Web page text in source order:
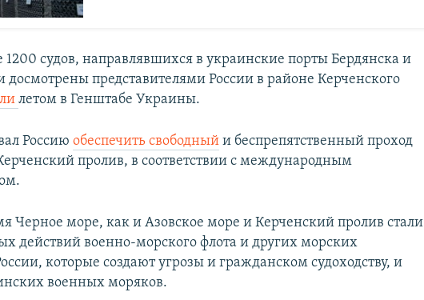
1200 судов, направлявшихся в украинские порты Бердянска и
представителями России в районе Керченского
летом в Генштабе Украины.
Россиюобеспечить свободный и беспрепятственный проход
пролив, в соответствии с международным
Черное море, как и Азовское море и Керченский пролив стали
действий военно-морского флота и других морских
которые создают угрозы и гражданском судоходству, и
военных моряков.